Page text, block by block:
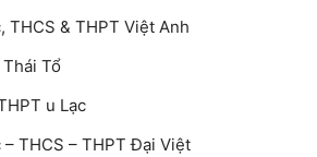
THCS & THPT Việt Anh
Tổ
u Lạc
THCS – THPT Đại Việt